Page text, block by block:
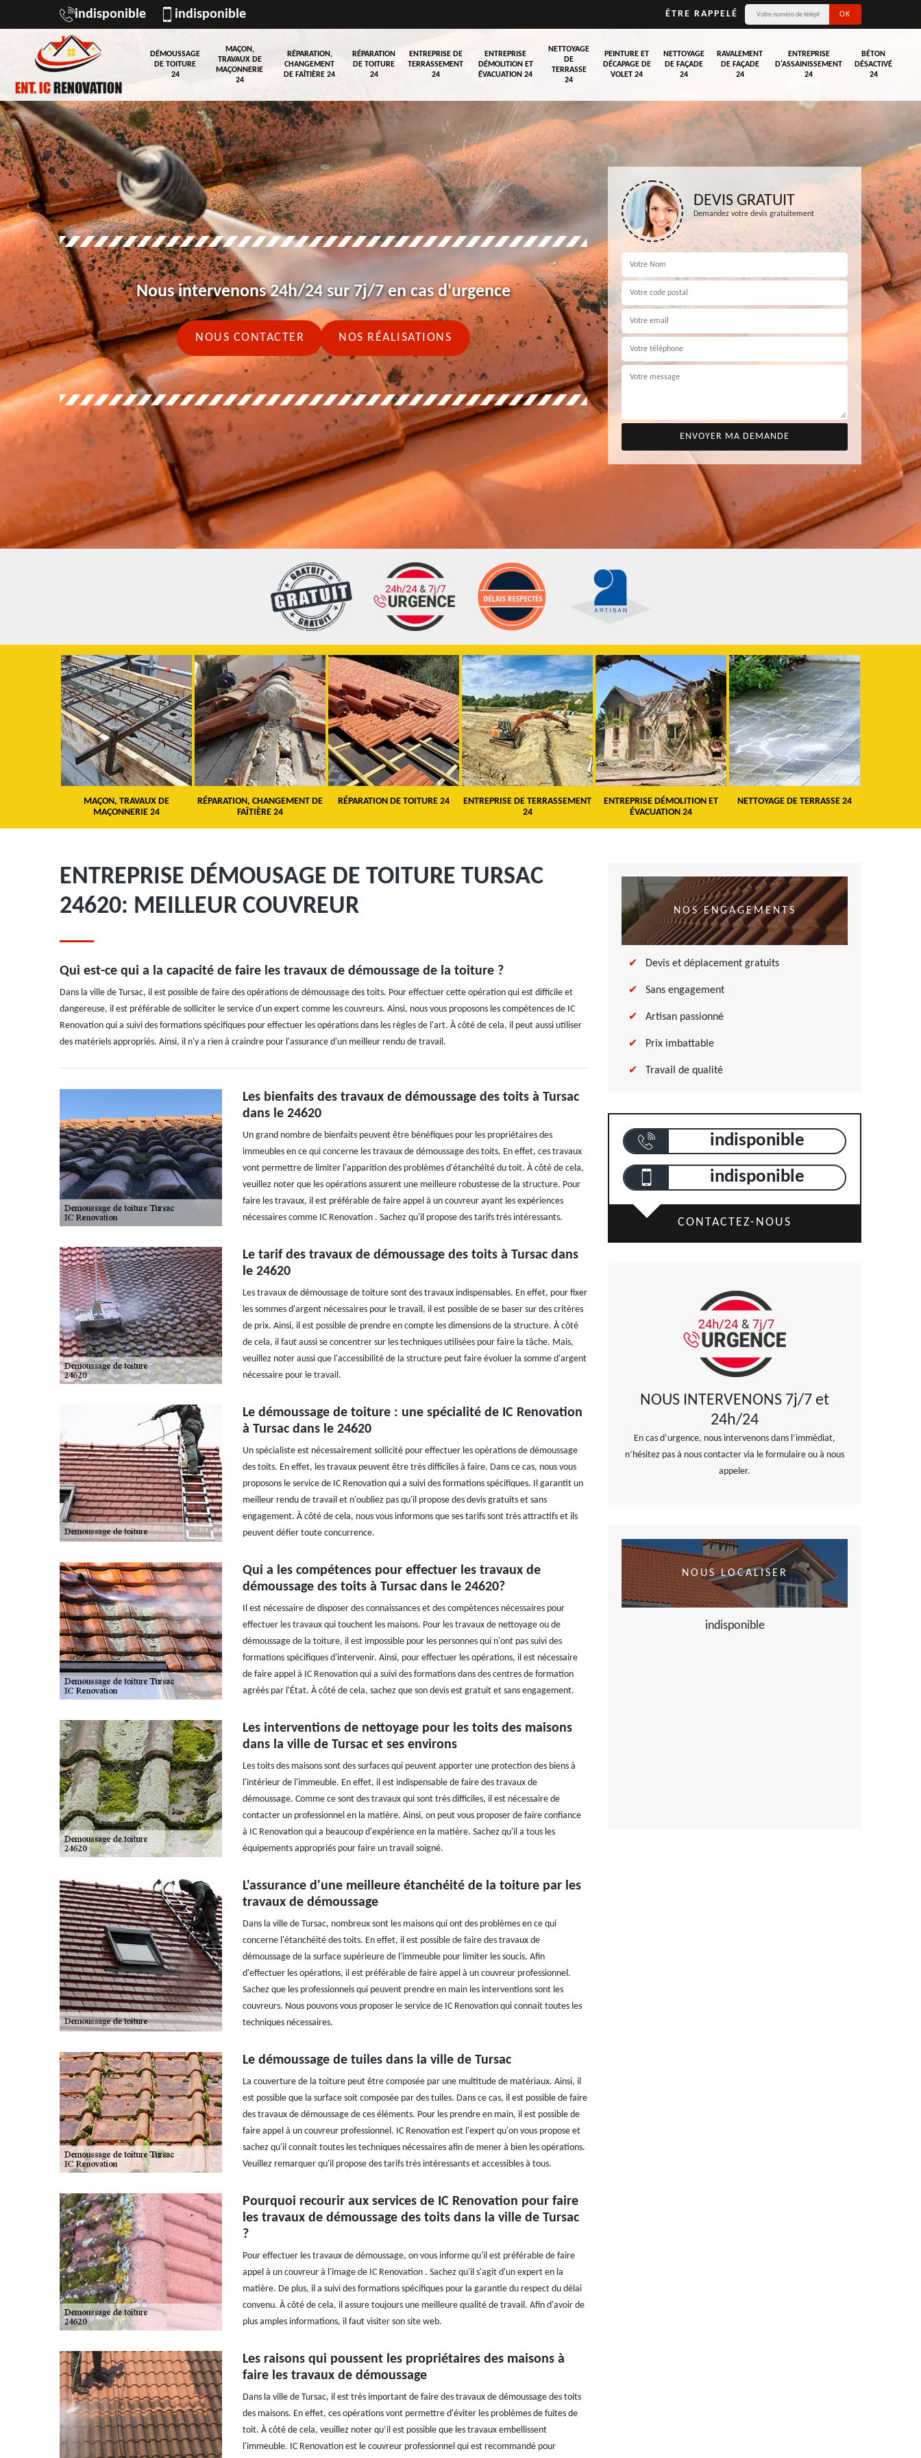
indisponible indisponible ÊTRE RAPPELÉ
DÉMOUSSAGE
DE TOITURE
24
MAÇON,
TRAVAUX DE
MAÇONNERIE
24
RÉPARATION,
CHANGEMENT
DE FAÎTIÈRE 24
RÉPARATION
DE TOITURE
24
ENTREPRISE DE
TERRASSEMENT
24
ENTREPRISE
DÉMOLITION ET
ÉVACUATION 24
NETTOYAGE
DE
TERRASSE
24
PEINTURE ET
DÉCAPAGE DE
VOLET 24
NETTOYAGE
DE FAÇADE
24
RAVALEMENT
DE FAÇADE
24
ENTREPRISE
D'ASSAINISSEMENT
24
BÉTON
DÉSACTIVÉ
24
Nous intervenons 24h/24 sur 7j/7 en cas d'urgence
NOUS CONTACTER NOS RÉALISATIONS
DEVIS GRATUIT
Demandez votre devis gratuitement
MAÇON, TRAVAUX DE
MAÇONNERIE 24
RÉPARATION, CHANGEMENT DE
FAÎTIÈRE 24
RÉPARATION DE TOITURE 24
ENTREPRISE DE TERRASSEMENT
24
ENTREPRISE DÉMOLITION ET
ÉVACUATION 24
NETTOYAGE DE TERRASSE 24
ENTREPRISE DÉMOUSAGE DE TOITURE TURSAC
24620: MEILLEUR COUVREUR
Qui est-ce qui a la capacité de faire les travaux de démoussage de la toiture ?
Dans la ville de Tursac, il est possible de faire des opérations de démoussage des toits. Pour effectuer cette opération qui est difficile et
dangereuse, il est préférable de solliciter le service d'un expert comme les couvreurs. Ainsi, nous vous proposons les compétences de IC
Renovation qui a suivi des formations spécifiques pour effectuer les opérations dans les règles de l'art. À côté de cela, il peut aussi utiliser
des matériels appropriés. Ainsi, il n'y a rien à craindre pour l'assurance d'un meilleur rendu de travail.
Les bienfaits des travaux de démoussage des toits à Tursac
dans le 24620
Un grand nombre de bienfaits peuvent être bénéfiques pour les propriétaires des
immeubles en ce qui concerne les travaux de démoussage des toits. En effet, ces travaux
vont permettre de limiter l'apparition des problèmes d'étanchéité du toit. À côté de cela,
veuillez noter que les opérations assurent une meilleure robustesse de la structure. Pour
faire les travaux, il est préférable de faire appel à un couvreur ayant les expériences
nécessaires comme IC Renovation . Sachez qu'il propose des tarifs très intéressants.
Le tarif des travaux de démoussage des toits à Tursac dans
le 24620
Les travaux de démoussage de toiture sont des travaux indispensables. En effet, pour fixer
les sommes d'argent nécessaires pour le travail, il est possible de se baser sur des critères
de prix. Ainsi, il est possible de prendre en compte les dimensions de la structure. À côté
de cela, il faut aussi se concentrer sur les techniques utilisées pour faire la tâche. Mais,
veuillez noter aussi que l'accessibilité de la structure peut faire évoluer la somme d'argent
nécessaire pour le travail.
Le démoussage de toiture : une spécialité de IC Renovation
à Tursac dans le 24620
Un spécialiste est nécessairement sollicité pour effectuer les opérations de démoussage
des toits. En effet, les travaux peuvent être très difficiles à faire. Dans ce cas, nous vous
proposons le service de IC Renovation qui a suivi des formations spécifiques. Il garantit un
meilleur rendu de travail et n'oubliez pas qu'il propose des devis gratuits et sans
engagement. À côté de cela, nous vous informons que ses tarifs sont très attractifs et ils
peuvent défier toute concurrence.
Qui a les compétences pour effectuer les travaux de
démoussage des toits à Tursac dans le 24620?
Il est nécessaire de disposer des connaissances et des compétences nécessaires pour
effectuer les travaux qui touchent les maisons. Pour les travaux de nettoyage ou de
démoussage de la toiture, il est impossible pour les personnes qui n'ont pas suivi des
formations spécifiques d'intervenir. Ainsi, pour effectuer les opérations, il est nécessaire
de faire appel à IC Renovation qui a suivi des formations dans des centres de formation
agréés par l'État. À côté de cela, sachez que son devis est gratuit et sans engagement.
Les interventions de nettoyage pour les toits des maisons
dans la ville de Tursac et ses environs
Les toits des maisons sont des surfaces qui peuvent apporter une protection des biens à
l'intérieur de l'immeuble. En effet, il est indispensable de faire des travaux de
démoussage. Comme ce sont des travaux qui sont très difficiles, il est nécessaire de
contacter un professionnel en la matière. Ainsi, on peut vous proposer de faire confiance
à IC Renovation qui a beaucoup d'expérience en la matière. Sachez qu'il a tous les
équipements appropriés pour faire un travail soigné.
L'assurance d'une meilleure étanchéité de la toiture par les
travaux de démoussage
Dans la ville de Tursac, nombreux sont les maisons qui ont des problèmes en ce qui
concerne l'étanchéité des toits. En effet, il est possible de faire des travaux de
démoussage de la surface supérieure de l'immeuble pour limiter les soucis. Afin
d'effectuer les opérations, il est préférable de faire appel à un couvreur professionnel.
Sachez que les professionnels qui peuvent prendre en main les interventions sont les
couvreurs. Nous pouvons vous proposer le service de IC Renovation qui connait toutes les
techniques nécessaires.
Le démoussage de tuiles dans la ville de Tursac
La couverture de la toiture peut être composée par une multitude de matériaux. Ainsi, il
est possible que la surface soit composée par des tuiles. Dans ce cas, il est possible de faire
des travaux de démoussage de ces éléments. Pour les prendre en main, il est possible de
faire appel à un couvreur professionnel. IC Renovation est l'expert qu'on vous propose et
sachez qu'il connait toutes les techniques nécessaires afin de mener à bien les opérations.
Veuillez remarquer qu'il propose des tarifs très intéressants et accessibles à tous.
Pourquoi recourir aux services de IC Renovation pour faire
les travaux de démoussage des toits dans la ville de Tursac
?
Pour effectuer les travaux de démoussage, on vous informe qu'il est préférable de faire
appel à un couvreur à l'image de IC Renovation . Sachez qu'il s'agit d'un expert en la
matière. De plus, il a suivi des formations spécifiques pour la garantie du respect du délai
convenu. À côté de cela, il assure toujours une meilleure qualité de travail. Afin d'avoir de
plus amples informations, il faut visiter son site web.
Les raisons qui poussent les propriétaires des maisons à
faire les travaux de démoussage
Dans la ville de Tursac, il est très important de faire des travaux de démoussage des toits
des maisons. En effet, ces opérations vont permettre d'éviter les problèmes de fuites de
toit. À côté de cela, veuillez noter qu’il est possible que les travaux embellissent
l'immeuble. IC Renovation est le couvreur professionnel qui est recommandé pour
NOS ENGAGEMENTS
Devis et déplacement gratuits
Sans engagement
Artisan passionné
Prix imbattable
Travail de qualité
indisponible
indisponible
CONTACTEZ-NOUS
NOUS INTERVENONS 7j/7 et
24h/24
En cas d’urgence, nous intervenons dans l’immédiat,
n’hésitez pas à nous contacter via le formulaire ou à nous
appeler.
NOUS LOCALISER
indisponible